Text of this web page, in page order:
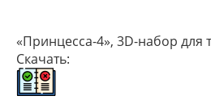
«Принцесса-4», 3D-набор для
Скачать: